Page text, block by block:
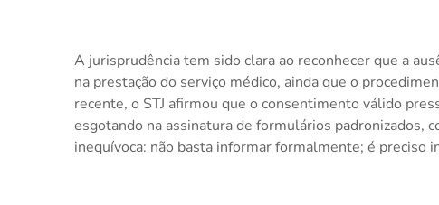
A jurisprudência tem sido clara ao reconhecer que a
na prestação do serviço médico, ainda que o
recente, o STJ afirmou que o consentimento válido
esgotando na assinatura de formulários padronizados,
inequívoca: não basta informar formalmente; é preciso